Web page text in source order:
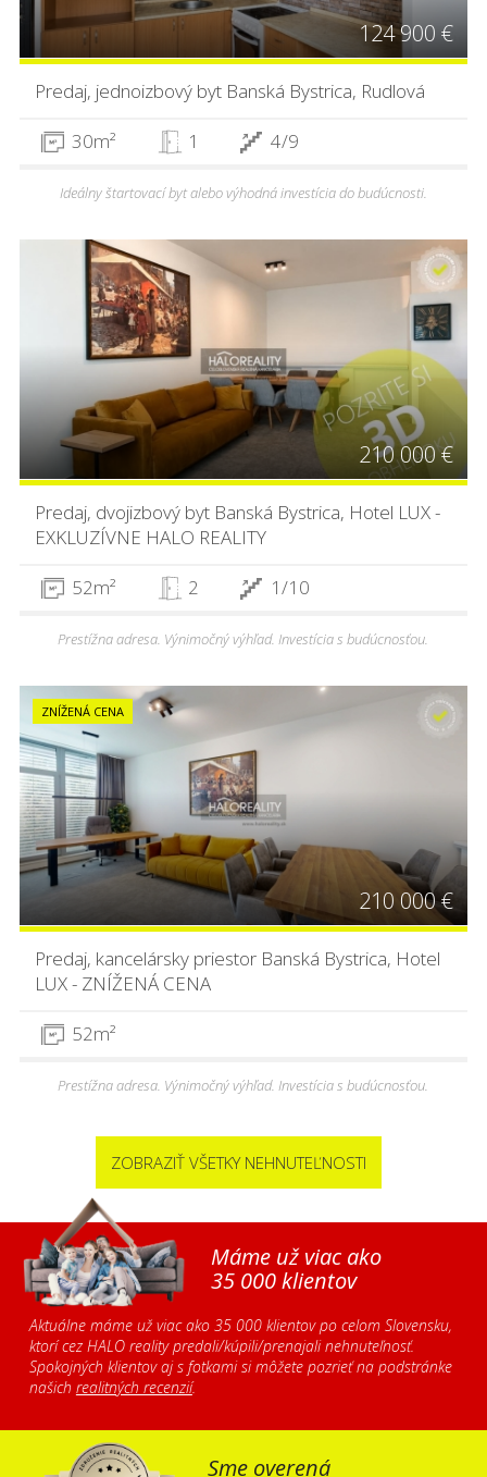
124 900 €
Predaj, jednoizbový byt Banská Bystrica, Rudlová
30m²
1 4/9
Ideálny štartovací byt alebo výhodná investícia do budúcnosti.
210 000 €
Predaj, dvojizbový byt Banská Bystrica, Hotel LUX -
EXKLUZÍVNE HALO REALITY
52m²
2 1/10
Prestížna adresa. Výnimočný výhľad. Investícia s budúcnosťou.
ZNÍŽENÁ CENA
210 000 €
Predaj, kancelársky priestor Banská Bystrica, Hotel
LUX - ZNÍŽENÁ CENA
52m²
Prestížna adresa. Výnimočný výhľad. Investícia s budúcnosťou.
ZOBRAZIŤ VŠETKY NEHNUTEĽNOSTI
Máme už viac ako
35 000 klientov
Aktuálne máme už viac ako 35 000 klientov po celom Slovensku,
ktorí cez HALO reality predali/kúpili/prenajali nehnuteľnosť.
Spokojných klientov aj s fotkami si môžete pozrieť na podstránke
našich realitných recenzií.
Sme overená